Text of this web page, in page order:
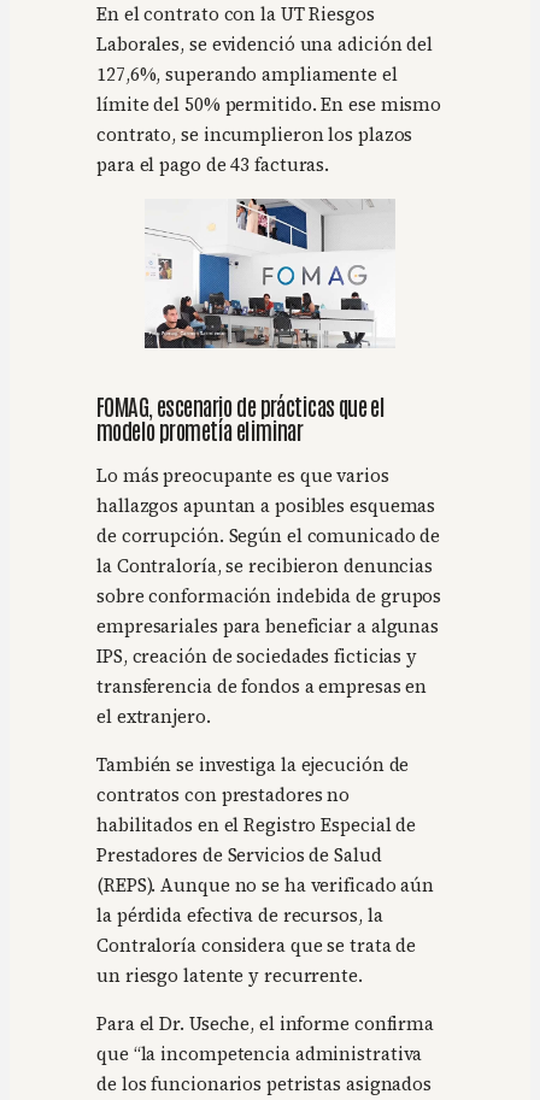
En el contrato con la UT Riesgos
Laborales, se evidenció una adición del
127,6%, superando ampliamente el
límite del 50% permitido. En ese mismo
contrato, se incumplieron los plazos
para el pago de 43 facturas.
FOMAG, escenario de prácticas que el
modelo prometía eliminar
Lo más preocupante es que varios
hallazgos apuntan a posibles esquemas
de corrupción. Según el comunicado de
la Contraloría, se recibieron denuncias
sobre conformación indebida de grupos
empresariales para beneficiar a algunas
IPS, creación de sociedades ficticias y
transferencia de fondos a empresas en
el extranjero.
También se investiga la ejecución de
contratos con prestadores no
habilitados en el Registro Especial de
Prestadores de Servicios de Salud
(REPS). Aunque no se ha verificado aún
la pérdida efectiva de recursos, la
Contraloría considera que se trata de
un riesgo latente y recurrente.
Para el Dr. Useche, el informe confirma
que “la incompetencia administrativa
de los funcionarios petristas asignados